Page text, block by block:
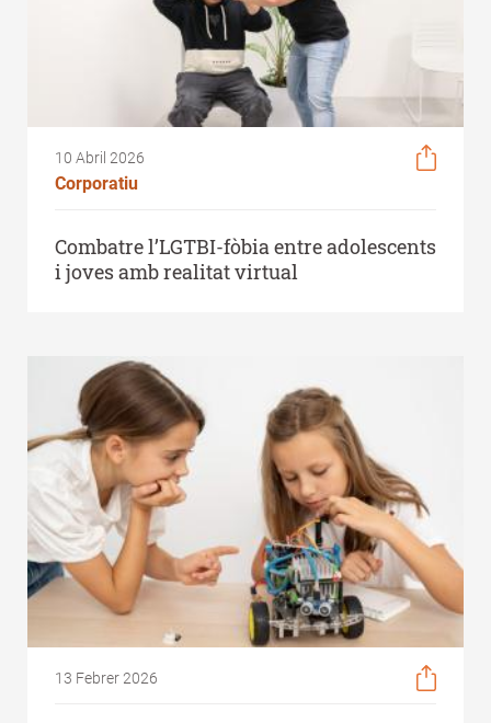
10 Abril 2026
Corporatiu
Combatre l’LGTBI-fòbia entre adolescents
i joves amb realitat virtual
13 Febrer 2026